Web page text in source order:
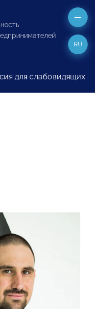
для слабовидящих
RU